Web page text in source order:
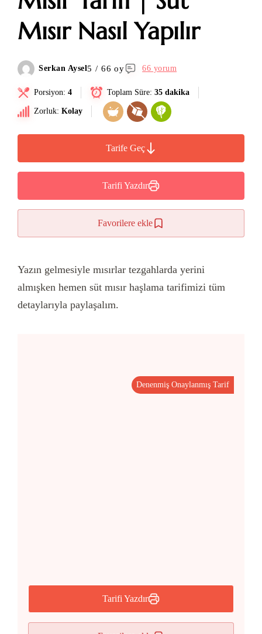
Mısır Nasıl Yapılır
Serkan Aysel5 / 66 oy 66 yorum
Porsiyon: 4 Toplam Süre: 35 dakika
Zorluk: Kolay
Tarife Geç
Tarifi Yazdır
Favorilere ekle
Yazın gelmesiyle mısırlar tezgahlarda yerini
almışken hemen süt mısır haşlama tarifimizi tüm
detaylarıyla paylaşalım.
Tarifi Yazdır
Denenmiş Onaylanmış Tarif